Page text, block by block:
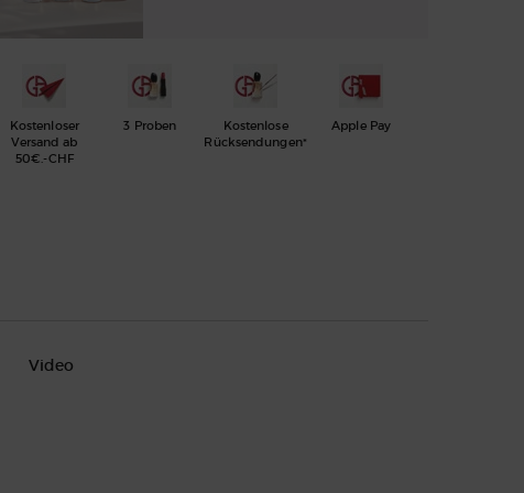
Kostenloser
Versand ab
50€.-CHF
3 Proben
Kostenlose
Rücksendungen*
Apple Pay